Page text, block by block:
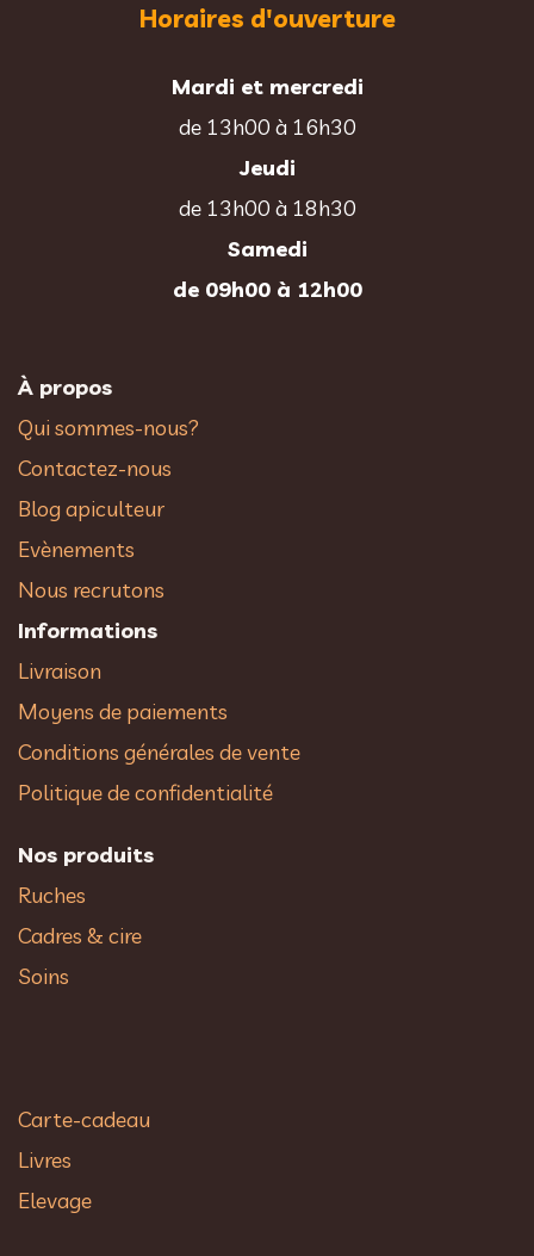
Horaires d'ouverture
Mardi et mercredi
de 13h00 à 16h30
Jeudi
de 13h00 à 18h30
Samedi
de 09h00 à 12h00
À propos
Qui sommes-nous?
Contactez-nous
Blog apiculteur
Evènements
Nous recrutons
Informations
Livraison
Moyens de paiements
Conditions générales de vente
Politique de confidentialité
Nos produits
Ruches
Cadres & cire
Soins
Carte-cadeau
Livres
Elevage